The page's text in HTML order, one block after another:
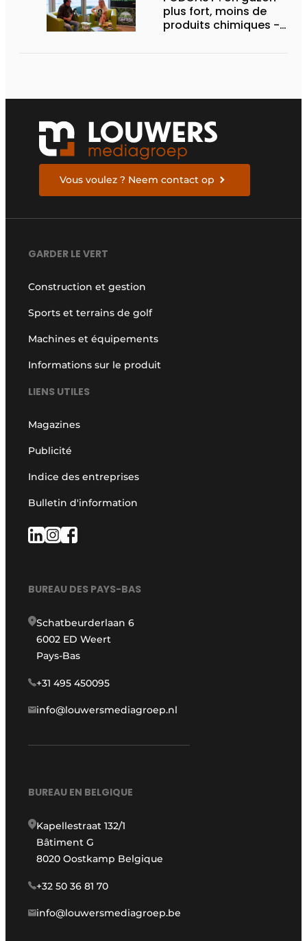
plus fort, moins de
produits chimiques -
Vous voulez ? Neem contact op
GARDER LE VERT
Construction et gestion
Sports et terrains de golf
Machines et équipements
Informations sur le produit
LIENS UTILES
Magazines
Publicité
Indice des entreprises
Bulletin d'information
BUREAU DES PAYS-BAS
Schatbeurderlaan 6
6002 ED Weert
Pays-Bas
+31 495 450095
info@louwersmediagroep.nl
BUREAU EN BELGIQUE
Kapellestraat 132/1
Bâtiment G
8020 Oostkamp Belgique
+32 50 36 81 70
info@louwersmediagroep.be